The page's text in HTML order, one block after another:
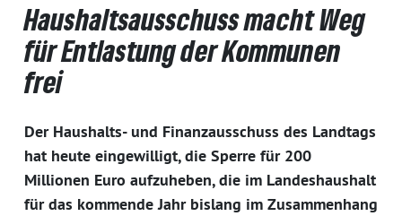
Haushaltsausschuss macht Weg
für Entlastung der Kommunen
frei
Der Haushalts- und Finanzausschuss des Landtags
hat heute eingewilligt, die Sperre für 200
Millionen Euro aufzuheben, die im Landeshaushalt
für das kommende Jahr bislang im Zusammenhang